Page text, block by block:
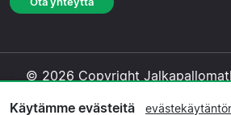
© 2026 Copyright
Käytämme evästeitä